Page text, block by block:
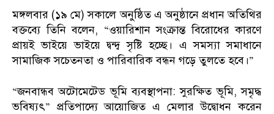
মঙ্গলবার (১৯ মে) সকালে অনুষ্ঠিত এ অনুষ্ঠানে প্রধান অতিথির
বক্তব্যে তিনি বলেন, “ওয়ারিশান সংক্রান্ত বিরোধের কারণে
প্রায়ই ভাইয়ে ভাইয়ে দ্বন্দ্ব সৃষ্টি হচ্ছে। এ সমস্যা সমাধানে
সামাজিক সচেতনতা ও পারিবারিক বন্ধন গড়ে তুলতে হবে।”
“জনবান্ধব অটোমেটেড ভূমি ব্যবস্থাপনা: সুরক্ষিত ভূমি, সমৃদ্ধ
ভবিষ্যৎ” প্রতিপাদ্যে আয়োজিত এ মেলার উদ্বোধন করেন